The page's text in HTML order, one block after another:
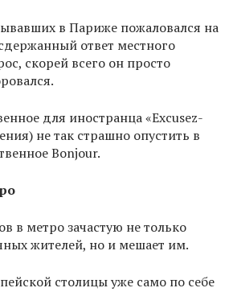
в Париже пожаловался на
ответ местного
скорей всего он просто
для иностранца «Excusez-
не так страшно опустить в
Bonjour.
в метро зачастую не только
жителей, но и мешает им.
столицы уже само по себе